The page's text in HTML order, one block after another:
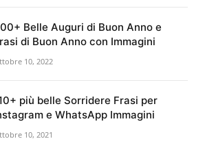
Belle Auguri di Buon Anno e
di Buon Anno con Immagini
10, 2022
più belle Sorridere Frasi per
e WhatsApp Immagini
10, 2021